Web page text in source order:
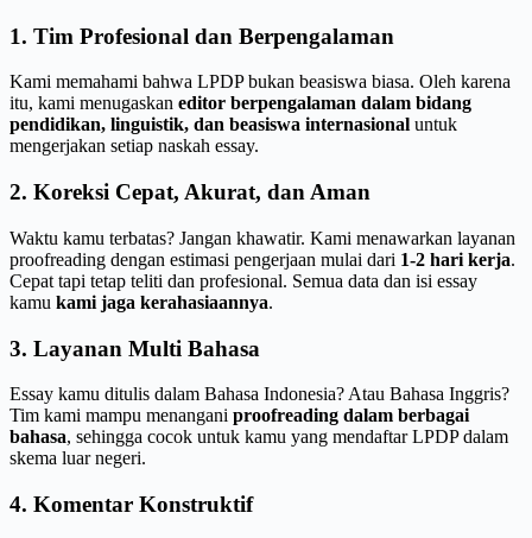
1. Tim Profesional dan Berpengalaman
Kami memahami bahwa LPDP bukan beasiswa biasa. Oleh karena
itu, kami menugaskan editor berpengalaman dalam bidang
pendidikan, linguistik, dan beasiswa internasional untuk
mengerjakan setiap naskah essay.
2. Koreksi Cepat, Akurat, dan Aman
Waktu kamu terbatas? Jangan khawatir. Kami menawarkan layanan
proofreading dengan estimasi pengerjaan mulai dari 1-2 hari kerja.
Cepat tapi tetap teliti dan profesional. Semua data dan isi essay
kamu kami jaga kerahasiaannya.
3. Layanan Multi Bahasa
Essay kamu ditulis dalam Bahasa Indonesia? Atau Bahasa Inggris?
Tim kami mampu menangani proofreading dalam berbagai
bahasa, sehingga cocok untuk kamu yang mendaftar LPDP dalam
skema luar negeri.
4. Komentar Konstruktif